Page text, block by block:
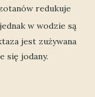
redukuje
w wodzie są
jest zużywana
się jodany.